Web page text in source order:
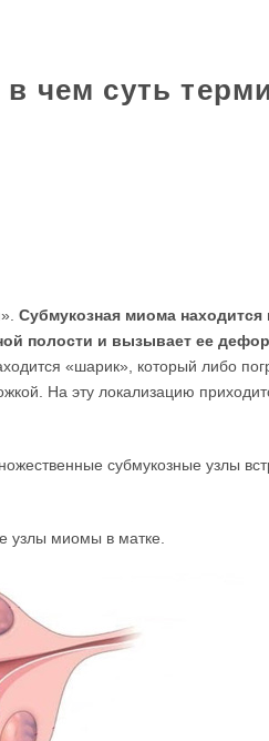
чем суть
Субмукозная миома находится
полости и вызывает ее
«шарик», который либо
На эту локализацию
субмукозные узлы
узлы миомы в матке.